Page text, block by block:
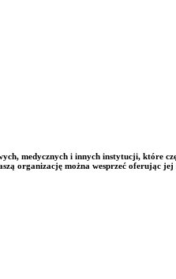
medycznych i innych instytucji, które
organizację można wesprzeć